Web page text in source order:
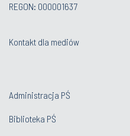
REGON: 000001637
Kontakt dla mediów
Administracja PŚ
Biblioteka PŚ